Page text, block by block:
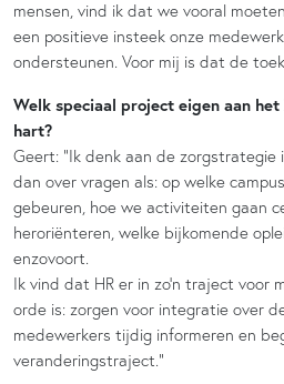
mensen, vind ik dat we vooral
een positieve insteek onze
ondersteunen. Voor mij is dat de
Welk speciaal project eigen aan
hart?
Geert: “Ik denk aan de
dan over vragen als: op welke
gebeuren, hoe we activiteiten gaan
heroriënteren, welke bijkomende
enzovoort.
Ik vind dat HR er in zo’n traject voor
orde is: zorgen voor integratie over
medewerkers tijdig informeren en
veranderingstraject.”